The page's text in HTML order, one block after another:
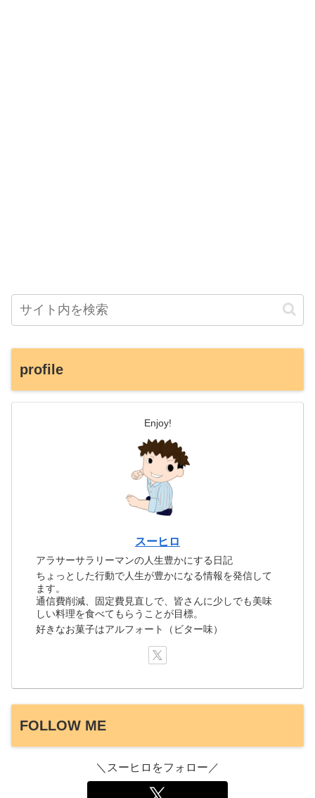
profile
Enjoy!
スーヒロ
アラサーサラリーマンの人生豊かにする日記
ちょっとした行動で人生が豊かになる情報を発信して
ます。
通信費削減、固定費見直しで、皆さんに少しでも美味
しい料理を食べてもらうことが目標。
好きなお菓子はアルフォート（ビター味）
FOLLOW ME
＼スーヒロをフォロー／